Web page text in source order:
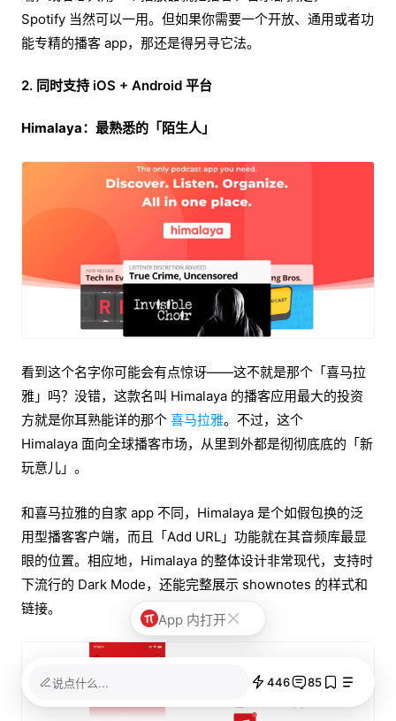
Spotify 当然可以一用。但如果你需要一个开放、通用或者功
能专精的播客 app，那还是得另寻它法。
2. 同时支持 iOS + Android 平台
Himalaya：最熟悉的「陌生人」
看到这个名字你可能会有点惊讶——这不就是那个「喜马拉
雅」吗？没错，这款名叫 Himalaya 的播客应用最大的投资
方就是你耳熟能详的那个 喜马拉雅。不过，这个
Himalaya 面向全球播客市场，从里到外都是彻彻底底的「新
玩意儿」。
和喜马拉雅的自家 app 不同，Himalaya 是个如假包换的泛
用型播客客户端，而且「Add URL」功能就在其音频库最显
眼的位置。相应地，Himalaya 的整体设计非常现代，支持时
下流行的 Dark Mode，还能完整展示 shownotes 的样式和
链接。
说点什么... 446 85
App 内打开